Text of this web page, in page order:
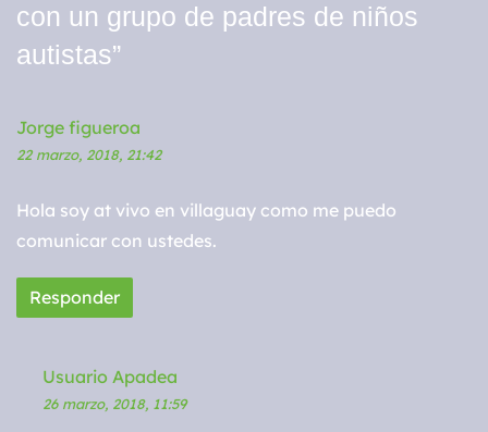
con un grupo de padres de niños
autistas”
Jorge figueroa
22 marzo, 2018, 21:42
Hola soy at vivo en villaguay como me puedo
comunicar con ustedes.
Responder
Usuario Apadea
26 marzo, 2018, 11:59